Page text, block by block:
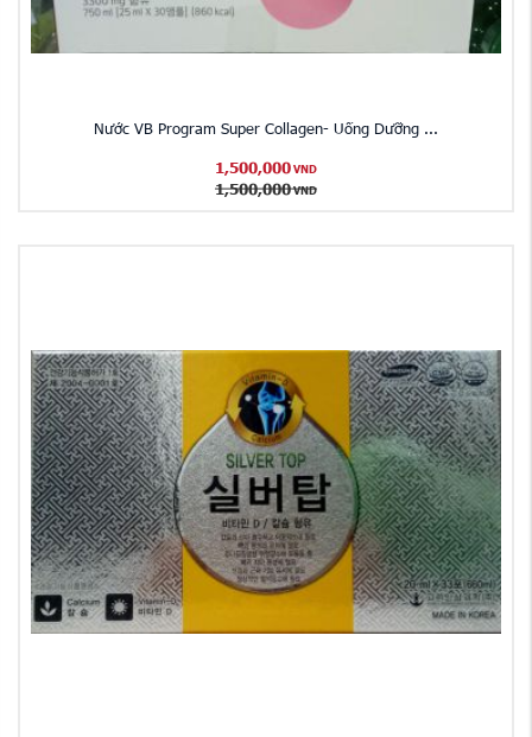
Nước VB Program Super Collagen- Uống Dưỡng ...
1,500,000 VND
1,500,000 VND